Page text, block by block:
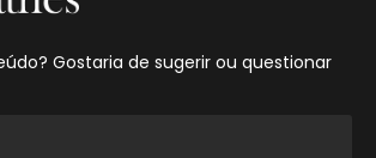
Gostaria de sugerir ou questionar